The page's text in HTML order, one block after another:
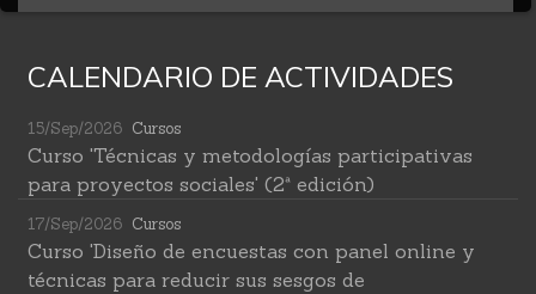
CALENDARIO DE ACTIVIDADES
15/Sep/2026 Cursos
Curso 'Técnicas y metodologías participativas
para proyectos sociales' (2ª edición)
17/Sep/2026 Cursos
Curso 'Diseño de encuestas con panel online y
técnicas para reducir sus sesgos de